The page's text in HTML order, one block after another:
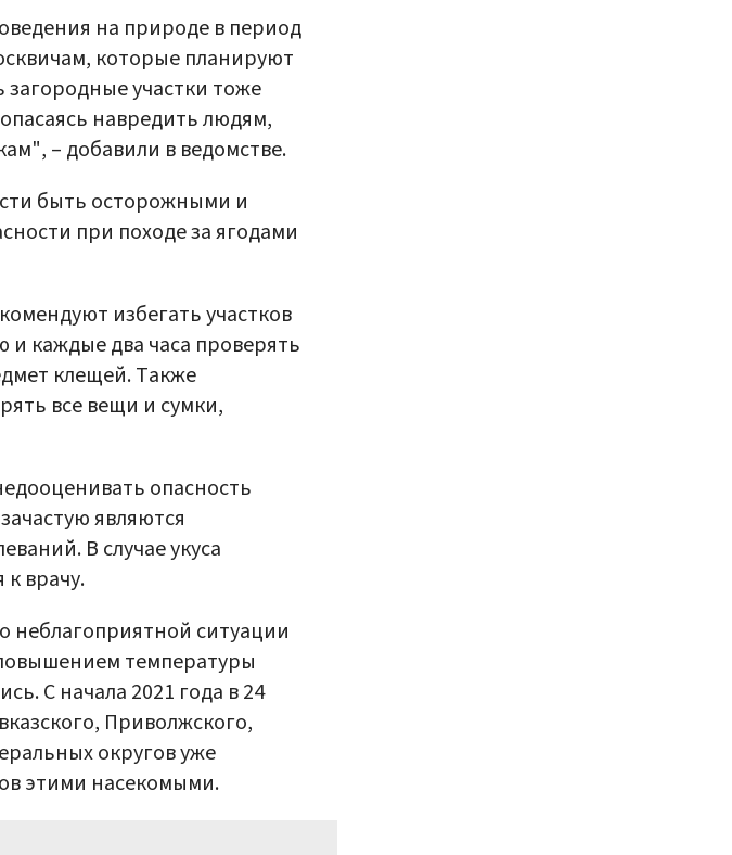
на природе в период
которые планируют
участки тоже
навредить людям,
– добавили в ведомстве.
быть осторожными и
при походе за ягодами
избегать участков
и каждые два часа проверять
клещей. Также
все вещи и сумки,
опасность
являются
В случае укуса
врачу.
о неблагоприятной ситуации
температуры
С начала 2021 года в 24
Приволжского,
округов уже
этими насекомыми.